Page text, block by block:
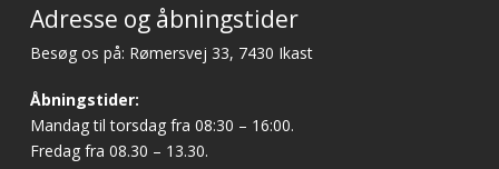
Adresse og åbningstider
Besøg os på: Rømersvej 33, 7430 Ikast
Åbningstider:
Mandag til torsdag fra 08:30 – 16:00.
Fredag fra 08.30 – 13.30.